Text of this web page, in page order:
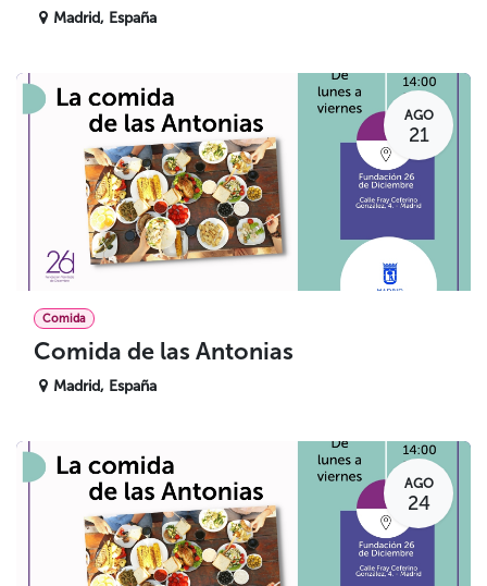
Madrid, España
AGO
21
Comida
Comida de las Antonias
Madrid, España
AGO
24